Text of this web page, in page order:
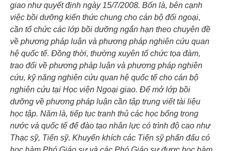
giao như quyết định ngày 15/7/2008. Bốn là, bên cạnh
việc bồi dưỡng kiến thức chung cho cán bộ đối ngoại,
cần tổ chức các lớp bồi dưỡng ngắn hạn theo chuyên đề
về phương pháp luận và phương pháp nghiên cứu quan
hệ quốc tế. Đồng thời, thường xuyên tổ chức tọa đàm,
trao đổi về phương pháp luận và phương pháp nghiên
cứu, kỹ năng nghiên cứu quan hệ quốc tế cho cán bộ
nghiên cứu tại Học viện Ngoại giao. Để mở lớp bồi
dưỡng về phương pháp luận cần tập trung viết tài liệu
học tập. Năm là, tiếp tục tranh thủ các học bổng trong
nước và quốc tế để đào tạo nhân lực có trình độ cao như
Thạc sỹ, Tiến sỹ. Khuyến khích các Tiến sỹ phấn đấu có